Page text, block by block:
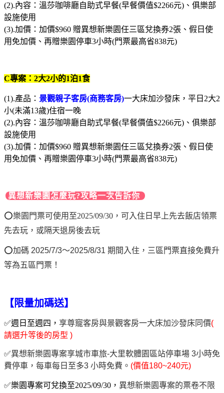
(2).內容：溫莎咖啡廳自助式早餐(早餐價值$2266元)、俱樂部
設施使用
(3).加價：加價$960 贈異想新樂園任三區兌換券2張、假日使
用免加價、再贈樂園停車3小時(門票最高省838元)
C專案：2大2小的1泊1食
(1).產品： 景觀親子客房(商務客房)一大床加沙發床，平日2大2
小(未滿13歲)住宿一晚
(2).內容：溫莎咖啡廳自助式早餐(早餐價值$2266元)、俱樂部
設施使用
(3).加價：加價$960 贈異想新樂園任三區兌換券2張、假日使
用免加價、再贈樂園停車3小時(門票最高省838元)
異想新樂園怎麼玩?攻略一次告訴你
⭕樂園門票可使用至2025/09/30，可入住日早上先去飯店領票
先去玩，或隔天退房後去玩
⭕加碼 2025/7/3～2025/8/31 期間入住，三區門票直接免費升
等為五區門票！
【限量加碼送】
✅週日至週四， 享尊寵客房與景觀客房一大床加沙發床同價(
請選升等後的房型 )
✅異想新樂園專案享城市車旅-大里軟體園區站停車場 3小時免
費停車，每車每日至多3 小時免費。 (價值180~240元)
✅樂園專案可兌換至2025/09/30， 異想新樂園專案的票卷不限